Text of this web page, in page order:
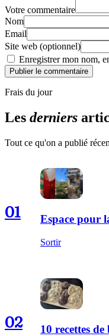
Votre commentaire
Nom
Email
Site web (optionnel)
Enregistrer mon nom,
Publier le commentaire
Frais du jour
Les derniers
Tout ce qu'on a publié
01 Espace pour
Sortir
02 10 recettes